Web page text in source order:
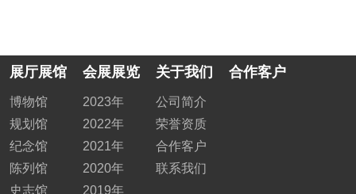
展厅展馆
博物馆
规划馆
纪念馆
陈列馆
史志馆
会展展览
2023年
2022年
2021年
2020年
2019年
关于我们
公司简介
荣誉资质
合作客户
联系我们
合作客户